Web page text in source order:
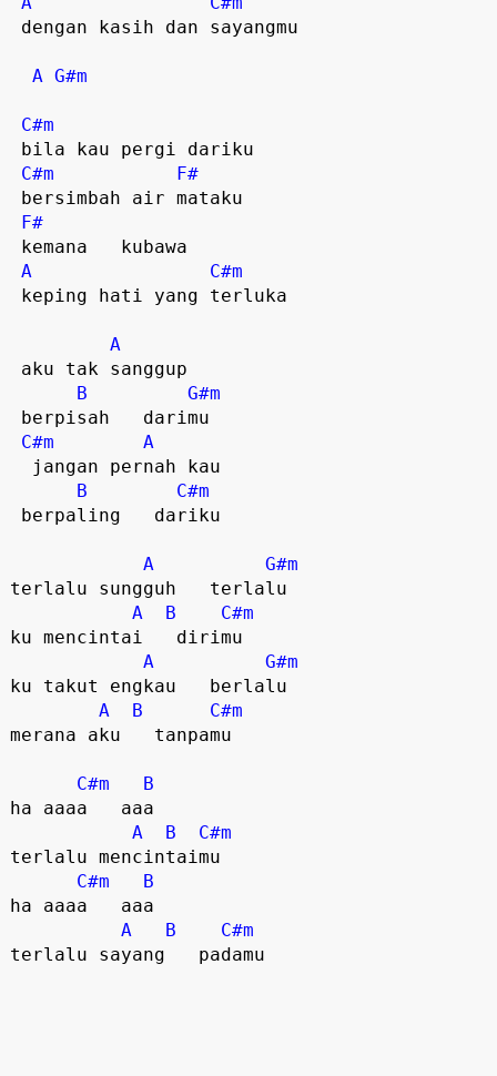
A G#m
C#m
C#m
F#
F#
A
C#m
A
B
G#m
C#m
A
B
C#m
A
G#m
terlalu sungguh   terlalu
A
B
C#m
ku mencintai   dirimu
A
G#m
ku takut engkau   berlalu
A
B
C#m
merana aku   tanpamu
C#m
B
ha aaaa   aaa
A
B
C#m
terlalu mencintaimu
C#m
B
ha aaaa   aaa
A
B
C#m